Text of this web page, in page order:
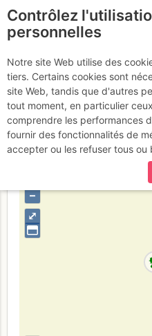
(re)
7 - 8 mai 2017
France Alpes-de-
⤢
–
Contrôlez
personnelles
Notre site Web utilise des
tiers. Certains cookies sont
site Web, tandis que d'autres
tout moment, en particulier
comprendre les performances
fournir des fonctionnalités de
accepter ou les refuser tous ou